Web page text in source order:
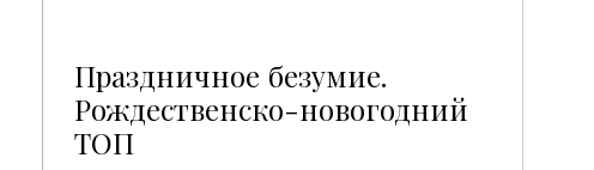
Праздничное безумие.
Рождественско-новогодний
ТОП